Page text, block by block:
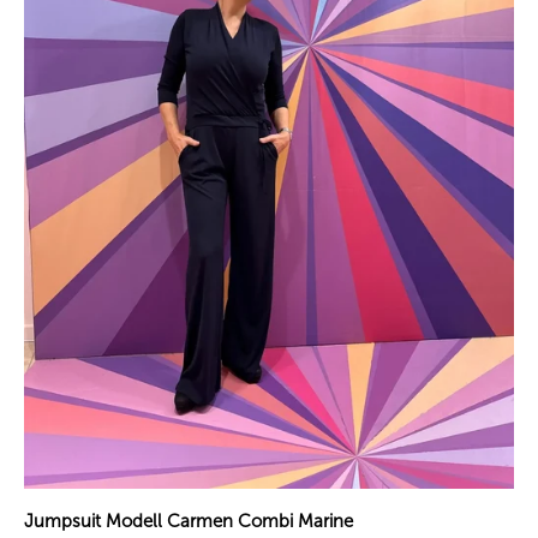
Jumpsuit Modell Carmen Combi Marine